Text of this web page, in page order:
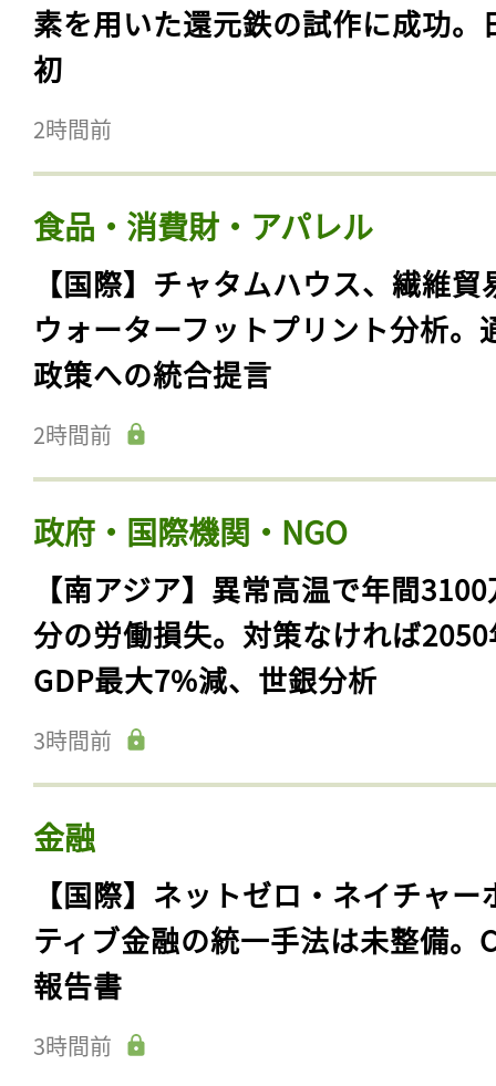
素を用いた還元鉄の試作に成功。
初
2時間前
食品・消費財・アパレル
【国際】チャタムハウス、繊維貿
ウォーターフットプリント分析。
政策への統合提言
2時間前
政府・国際機関・NGO
【南アジア】異常高温で年間
分の労働損失。対策なければ
GDP最大7%減、世銀分析
3時間前
金融
【国際】ネットゼロ・ネイチャー
ティブ金融の統一手法は未整備。
報告書
3時間前